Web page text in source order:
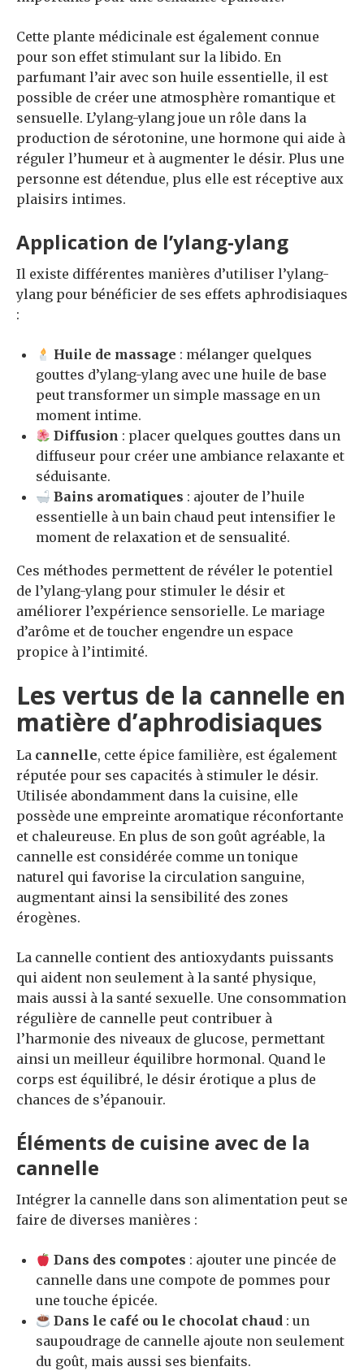
Cette plante médicinale est également connue
pour son effet stimulant sur la libido. En
parfumant l’air avec son huile essentielle, il est
possible de créer une atmosphère romantique et
sensuelle. L’ylang-ylang joue un rôle dans la
production de sérotonine, une hormone qui aide à
réguler l’humeur et à augmenter le désir. Plus une
personne est détendue, plus elle est réceptive aux
plaisirs intimes.
Application de l’ylang-ylang
Il existe différentes manières d’utiliser l’ylang-
ylang pour bénéficier de ses effets aphrodisiaques
:
Huile de massage : mélanger quelques
gouttes d’ylang-ylang avec une huile de base
peut transformer un simple massage en un
moment intime.
Diffusion : placer quelques gouttes dans un
diffuseur pour créer une ambiance relaxante et
séduisante.
Bains aromatiques : ajouter de l’huile
essentielle à un bain chaud peut intensifier le
moment de relaxation et de sensualité.
Ces méthodes permettent de révéler le potentiel
de l’ylang-ylang pour stimuler le désir et
améliorer l’expérience sensorielle. Le mariage
d’arôme et de toucher engendre un espace
propice à l’intimité.
Les vertus de la cannelle en
matière d’aphrodisiaques
La cannelle, cette épice familière, est également
réputée pour ses capacités à stimuler le désir.
Utilisée abondamment dans la cuisine, elle
possède une empreinte aromatique réconfortante
et chaleureuse. En plus de son goût agréable, la
cannelle est considérée comme un tonique
naturel qui favorise la circulation sanguine,
augmentant ainsi la sensibilité des zones
érogènes.
La cannelle contient des antioxydants puissants
qui aident non seulement à la santé physique,
mais aussi à la santé sexuelle. Une consommation
régulière de cannelle peut contribuer à
l’harmonie des niveaux de glucose, permettant
ainsi un meilleur équilibre hormonal. Quand le
corps est équilibré, le désir érotique a plus de
chances de s’épanouir.
Éléments de cuisine avec de la
cannelle
Intégrer la cannelle dans son alimentation peut se
faire de diverses manières :
Dans des compotes : ajouter une pincée de
cannelle dans une compote de pommes pour
une touche épicée.
Dans le café ou le chocolat chaud : un
saupoudrage de cannelle ajoute non seulement
du goût, mais aussi ses bienfaits.